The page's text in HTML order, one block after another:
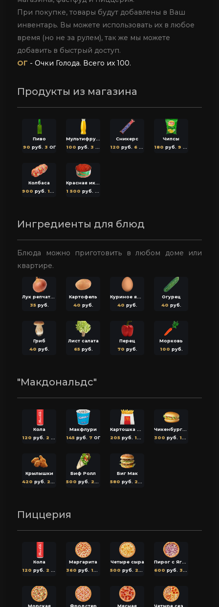
При покупке, товары будут добавлены в Ваш
инвентарь. Вы можете использовать их в любое
время (но не за рулем), так же мы можете
добавить в быстрый доступ.
ОГ - Очки Голода. Всего их 100.
Продукты из магазина
Пиво
90 руб. 3 ОГ
100 руб. 3
Сникерс
120 руб. 6
Чипсы
180 руб. 9
Колбаса
900 руб. 18
1 500 руб.
Ингредиенты для блюд
Блюда можно приготовить в любом доме или
квартире.
35руб.
Картофель
40 руб.
40 руб.
Огурец
40 руб.
Гриб
40 руб.
Лист салата
65руб.
Перец
70 руб.
Морковь
100 руб.
"Макдональдс"
Кола
120 руб. 2
Макфлури
145 руб. 7 ОГ
205 руб. 10
300 руб. 15
Крылышки
420 руб. 21
Биф Ролл
500 руб. 25
Биг Мак
580 руб. 29
Пиццерия
Кола
120 руб. 2
Маргарита
360 руб. 18
Четыре сыра
500 руб. 25
600 руб. 30
Морская Фродстер Мясная